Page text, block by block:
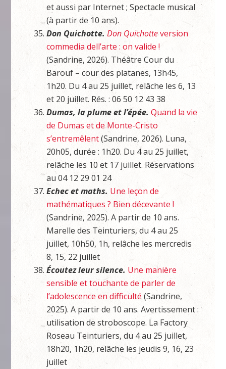
et aussi par Internet ; Spectacle musical
(à partir de 10 ans).
Don Quichotte.Don Quichotteversion
commedia dell’arte : on valide !
(Sandrine, 2026). Théâtre Cour du
Barouf – cour des platanes, 13h45,
1h20. Du 4 au 25 juillet, relâche les 6, 13
et 20 juillet. Rés. : 06 50 12 43 38
Dumas, la plume et l’épée.Quand la vie
de Dumas et de Monte-Cristo
s’entremêlent(Sandrine, 2026). Luna,
20h05, durée : 1h20. Du 4 au 25 juillet,
relâche les 10 et 17 juillet. Réservations
au 04 12 29 01 24
Echec et maths. Une leçon de
mathématiques ? Bien décevante !
(Sandrine, 2025). A partir de 10 ans.
Marelle des Teinturiers, du 4 au 25
juillet, 10h50, 1h, relâche les mercredis
8, 15, 22 juillet
Écoutez leur silence. Une manière
sensible et touchante de parler de
l’adolescence en difficulté (Sandrine,
2025). A partir de 10 ans. Avertissement :
utilisation de stroboscope. La Factory
Roseau Teinturiers, du 4 au 25 juillet,
18h20, 1h20, relâche les jeudis 9, 16, 23
juillet